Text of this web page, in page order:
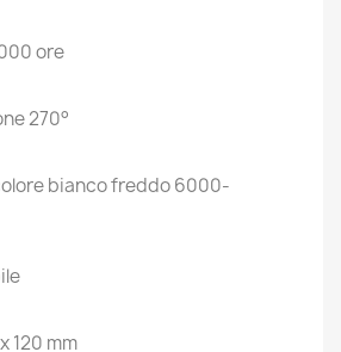
ore
270°
bianco freddo 6000-
120 mm